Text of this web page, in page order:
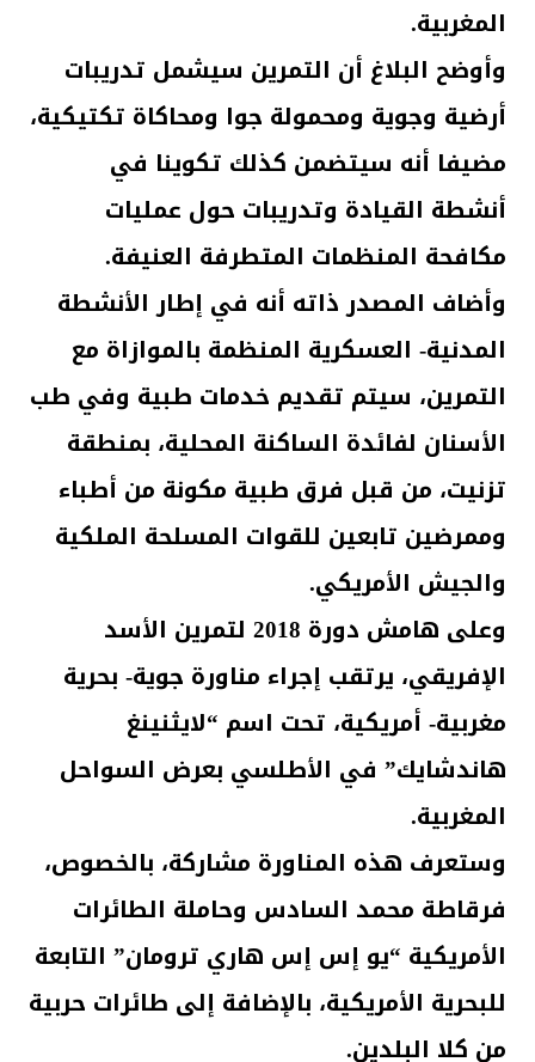
المغربية.
وأوضح البلاغ أن التمرين سيشمل تدريبات
أرضية وجوية ومحمولة جوا ومحاكاة تكتيكية،
مضيفا أنه سيتضمن كذلك تكوينا في
أنشطة القيادة وتدريبات حول عمليات
مكافحة المنظمات المتطرفة العنيفة.
وأضاف المصدر ذاته أنه في إطار الأنشطة
المدنية- العسكرية المنظمة بالموازاة مع
التمرين، سيتم تقديم خدمات طبية وفي طب
الأسنان لفائدة الساكنة المحلية، بمنطقة
تزنيت، من قبل فرق طبية مكونة من أطباء
وممرضين تابعين للقوات المسلحة الملكية
والجيش الأمريكي.
وعلى هامش دورة 2018 لتمرين الأسد
الإفريقي، يرتقب إجراء مناورة جوية- بحرية
مغربية- أمريكية، تحت اسم “لايثنينغ
هاندشايك” في الأطلسي بعرض السواحل
المغربية.
وستعرف هذه المناورة مشاركة، بالخصوص،
فرقاطة محمد السادس وحاملة الطائرات
الأمريكية “يو إس إس هاري ترومان” التابعة
للبحرية الأمريكية، بالإضافة إلى طائرات حربية
من كلا البلدين.